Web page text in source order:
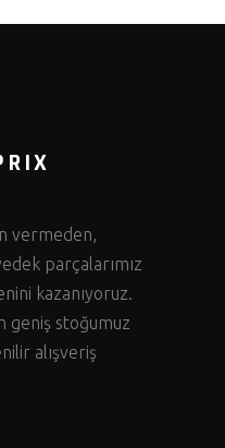
vermeden,
parçalarımız
kazanıyoruz.
geniş stoğumuz
alışveriş